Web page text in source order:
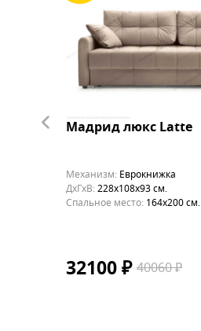
Мадрид люкс Latte
Механизм: Еврокнижка
ДхГхВ: 228х108x93 см.
Cпальное место: 164x200 см.
32100 ₽ 40060 ₽